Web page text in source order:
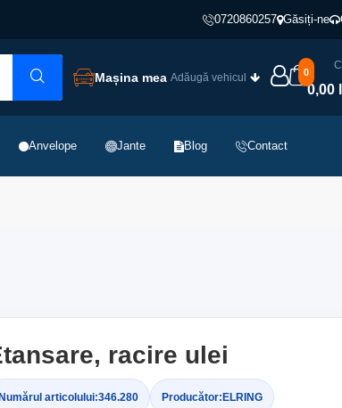
0720860257 Găsiți-ne
Mașina mea Adăugă vehicul 0
0,00
Anvelope Jante Blog Contact
racire ulei
Numărul articolului:346.280 Producător: ELRING